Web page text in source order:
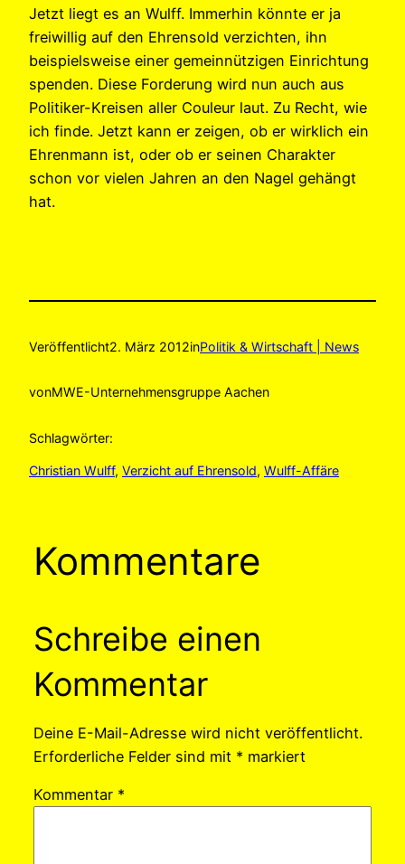
Jetzt liegt es an Wulff. Immerhin könnte er ja
freiwillig auf den Ehrensold verzichten, ihn
beispielsweise einer gemeinnützigen Einrichtung
spenden. Diese Forderung wird nun auch aus
Politiker-Kreisen aller Couleur laut. Zu Recht, wie
ich finde. Jetzt kann er zeigen, ob er wirklich ein
Ehrenmann ist, oder ob er seinen Charakter
schon vor vielen Jahren an den Nagel gehängt
hat.
Veröffentlicht2. März 2012inPolitik & Wirtschaft | News
vonMWE-Unternehmensgruppe Aachen
Schlagwörter:
Christian Wulff, Verzicht auf Ehrensold, Wulff-Affäre
Kommentare
Schreibe einen
Kommentar
Deine E-Mail-Adresse wird nicht veröffentlicht.
Erforderliche Felder sind mit * markiert
Kommentar *